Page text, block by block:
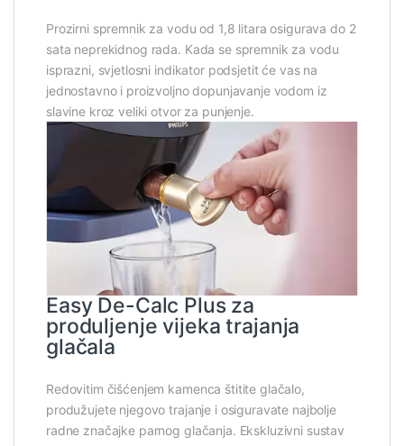
Prozirni spremnik za vodu od 1,8 litara osigurava do 2
sata neprekidnog rada. Kada se spremnik za vodu
isprazni, svjetlosni indikator podsjetit će vas na
jednostavno i proizvoljno dopunjavanje vodom iz
slavine kroz veliki otvor za punjenje.
Easy De-Calc Plus za
produljenje vijeka trajanja
glačala
Redovitim čišćenjem kamenca štitite glačalo,
produžujete njegovo trajanje i osiguravate najbolje
radne značajke parnog glačanja. Ekskluzivni sustav